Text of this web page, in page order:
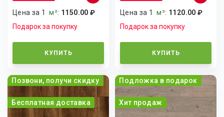
Цена за 1м²: 1150.00 ₽
Подарок за покупку
КУПИТЬ
Цена за 1м²: 1120.00 ₽
Подарок за покупку
КУПИТЬ
Позвони, получи скидку
Бесплатная доставка
Подложка в подарок
Хит продаж